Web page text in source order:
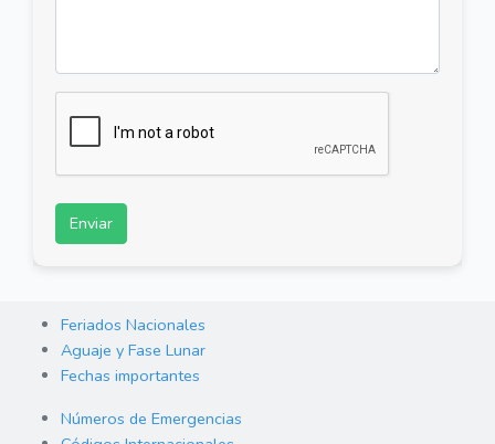
Enviar
Feriados Nacionales
Aguaje y Fase Lunar
Fechas importantes
Números de Emergencias